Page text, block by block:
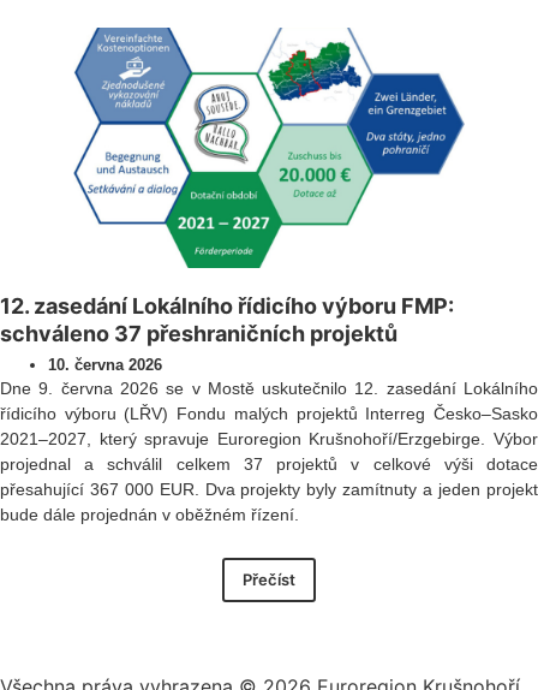
12. zasedání Lokálního řídicího výboru FMP:
schváleno 37 přeshraničních projektů
10. června 2026
Dne 9. června 2026 se v Mostě uskutečnilo 12. zasedání Lokálního
řídicího výboru (LŘV) Fondu malých projektů Interreg Česko–Sasko
2021–2027, který spravuje Euroregion Krušnohoří/Erzgebirge. Výbor
projednal a schválil celkem 37 projektů v celkové výši dotace
přesahující 367 000 EUR. Dva projekty byly zamítnuty a jeden projekt
bude dále projednán v oběžném řízení.
Přečíst